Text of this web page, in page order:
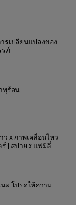
รเปลี่ยนแปลงของ
รภ์
พุร้อน
ว x ภาพเคลื่อนไหว
| สปาย x แฟมิลี่
ะ โปรดให้ความ